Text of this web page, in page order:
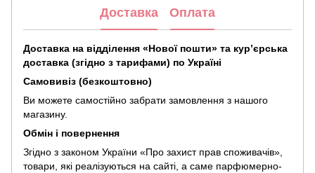
Доставка Оплата
Доставка на відділення «Нової пошти» та кур’єрська
доставка (згідно з тарифами) по Україні
Самовивіз (безкоштовно)
Ви можете самостійно забрати замовлення з нашого
магазину.
Обмін і повернення
Згідно з законом України «Про захист прав споживачів»,
товари, які реалізуються на сайті, а саме парфюмерно-